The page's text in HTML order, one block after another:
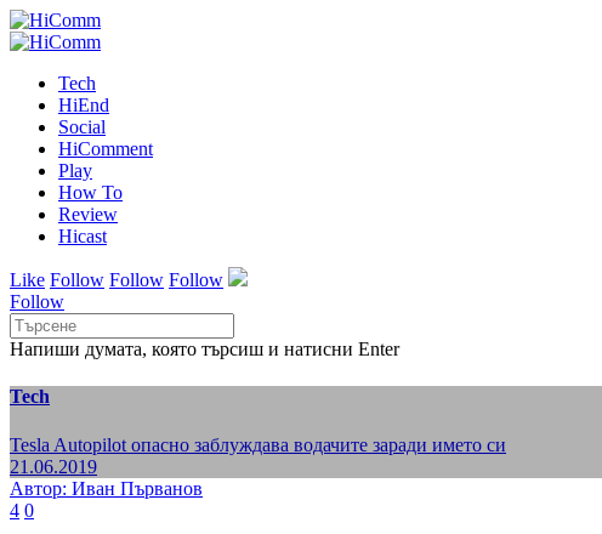
Tech
HiEnd
Social
HiComment
Play
How To
Review
Hicast
Like Follow Follow Follow
Follow
Напиши думата, която търсиш и натисни Enter
Tech
Tesla Autopilot опасно заблуждава водачите заради името си
21.06.2019
Автор: Иван Първанов
4 0